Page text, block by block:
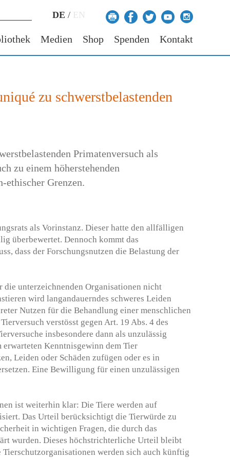
DE / EN
Medien Shop Spenden Kontakt
zu schwerstbelastenden
Primatenversuch als
zu einem höherstehenden
ethischer Grenzen.
als Vorinstanz. Dieser hatte den allfälligen
überbewertet. Dennoch kommt das
dass der Forschungsnutzen die Belastung der
die unterzeichnenden Organisationen nicht
wird langandauerndes schweres Leiden
Nutzen für die Behandlung einer menschlichen
verstösst gegen Art. 19 Abs. 4 des
insbesondere dann als unzulässig
erwarteten Kenntnisgewinn dem Tier
Leiden oder Schäden zufügen oder es in
Eine Bewilligung für einen unzulässigen
ist weiterhin klar: Die Tiere werden auf
Das Urteil berücksichtigt die Tierwürde zu
in wichtigen Fragen, die durch das
wurden. Dieses höchstrichterliche Urteil bleibt
werden sich auch künftig